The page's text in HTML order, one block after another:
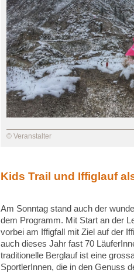
© Veranstalter
Kids Trail und Iffiglauf
Am Sonntag stand auch der
dem Programm. Mit Start an der
vorbei am Iffigfall mit Ziel auf der
auch dieses Jahr fast 70
traditionelle Berglauf ist eine
SportlerInnen, die in den Genuss